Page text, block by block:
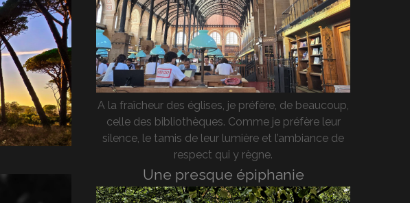
A la fraîcheur des églises, je préfère, de beaucoup,
celle des bibliothèques. Comme je préfère leur
silence, le tamis de leur lumière et l’ambiance de
respect qui y règne.
Une presque épiphanie